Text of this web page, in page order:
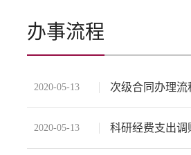
办事流程
2020-05-13 次级合同办理流
2020-05-13 科研经费支出调